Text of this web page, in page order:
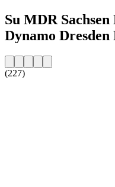
Su MDR
Dynamo
(227)